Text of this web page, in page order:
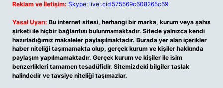
Reklam ve İletişim: Skype: live:.cid.575569c608265c69
Yasal Uyarı: Bu internet sitesi, herhangi bir marka, kurum veya şahıs
şirketi ile hiçbir bağlantısı bulunmamaktadır. Sitede yalnızca kendi
hazırladığımız makaleler paylaşılmaktadır. Burada yer alan içerikler
haber niteliği taşımamakta olup, gerçek kurum ve kişiler hakkında
paylaşım yapılmamaktadır. Gerçek kurum ve kişiler ile isim
benzerlikleri tamamen tesadüfidir. Sitemizdeki bilgiler taslak
halindedir ve tavsiye niteliği taşımazlar.